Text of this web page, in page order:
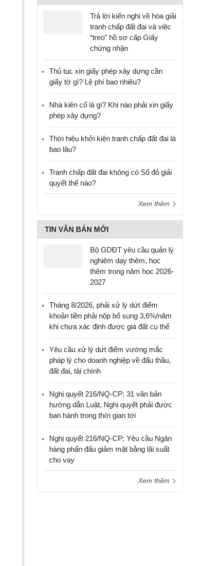
Trả lời kiến nghị về hòa giải
tranh chấp đất đai và việc
“treo” hồ sơ cấp Giấy
chứng nhận
Thủ tục xin giấy phép xây dựng cần
giấy tờ gì? Lệ phí bao nhiêu?
Nhà kiên cố là gì? Khi nào phải xin giấy
phép xây dựng?
Thời hiệu khởi kiện tranh chấp đất đai là
bao lâu?
Tranh chấp đất đai không có Sổ đỏ giải
quyết thế nào?
Xem thêm
TIN VĂN BẢN MỚI
Bộ GDĐT yêu cầu quản lý
nghiêm dạy thêm, học
thêm trong năm học 2026-
2027
Tháng 8/2026, phải xử lý dứt điểm
khoản tiền phải nộp bổ sung 3,6%/năm
khi chưa xác định được giá đất cụ thể
Yêu cầu xử lý dứt điểm vướng mắc
pháp lý cho doanh nghiệp về đấu thầu,
đất đai, tài chính
Nghị quyết 216/NQ-CP: 31 văn bản
hướng dẫn Luật, Nghị quyết phải được
ban hành trong thời gian tới
Nghị quyết 216/NQ-CP: Yêu cầu Ngân
hàng phấn đấu giảm mặt bằng lãi suất
cho vay
Xem thêm